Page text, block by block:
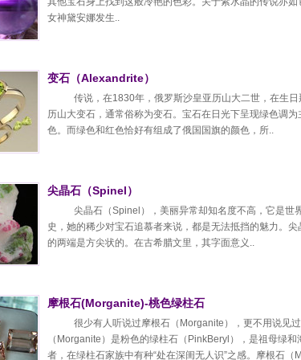
女神黛安娜发生..
变石（Alexandrite）
传说，在1830年，俄罗斯沙皇亚历山大二世，在生
历山大变石，通常俗称为变石。宝石在日光下呈现绿色调
色。而绿色和红色恰好有组成了俄国国旗的颜色，所..
尖晶石（Spinel）
尖晶石（Spinel），美丽异常却知名度不高，它是世
史，她的稀少对宝石追慕者来说，都是无法抵挡的魅力。
的两端是方尖状的。在古希腊文里，其字面意义..
摩根石(Morganite)-桃色绿柱石
很少有人听说过摩根石（Morganite），更不用说见
（Morganite）是粉色的绿柱石（PinkBeryl），是祖母绿
者，在绿柱石家族中有种“处在深闺无人识”之感。摩根石（